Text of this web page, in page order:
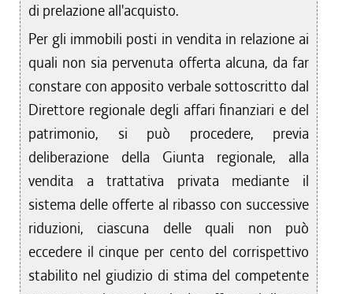
di prelazione all'acquisto.
Per gli immobili posti in vendita in relazione ai
quali non sia pervenuta offerta alcuna, da far
constare con apposito verbale sottoscritto dal
Direttore regionale degli affari finanziari e del
patrimonio, si può procedere, previa
deliberazione della Giunta regionale, alla
vendita a trattativa privata mediante il
sistema delle offerte al ribasso con successive
riduzioni, ciascuna delle quali non può
eccedere il cinque per cento del corrispettivo
stabilito nel giudizio di stima del competente